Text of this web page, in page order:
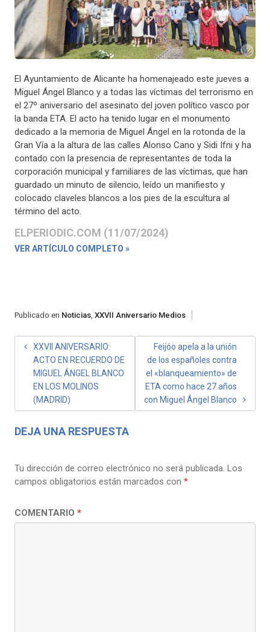
El Ayuntamiento de Alicante ha homenajeado este jueves a
Miguel Ángel Blanco y a todas las víctimas del terrorismo en
el 27º aniversario del asesinato del joven político vasco por
la banda ETA. El acto ha tenido lugar en el monumento
dedicado a la memoria de Miguel Ángel en la rotonda de la
Gran Vía a la altura de las calles Alonso Cano y Sidi Ifni y ha
contado con la presencia de representantes de toda la
corporación municipal y familiares de las víctimas, que han
guardado un minuto de silencio, leído un manifiesto y
colocado claveles blancos a los pies de la escultura al
término del acto.
ELPERIODIC.COM (11/07/2024)
VER ARTÍCULO COMPLETO »
Publicado en Noticias, XXVII Aniversario Medios
NAVEGACIÓN
ENTRADAS
XXVII ANIVERSARIO:
ACTO EN RECUERDO DE
MIGUEL ÁNGEL BLANCO
EN LOS MOLINOS
(MADRID)
Feijóo apela a la unión
de los españoles contra
el «blanqueamiento» de
ETA como hace 27 años
con Miguel Ángel Blanco
DEJA UNA RESPUESTA
Tu dirección de correo electrónico no será publicada. Los
campos obligatorios están marcados con *
COMENTARIO *